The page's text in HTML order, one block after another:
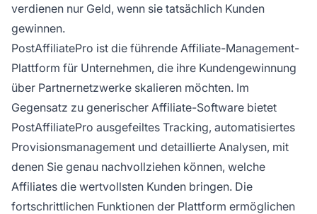
verdienen nur Geld, wenn sie tatsächlich Kunden
gewinnen.
PostAffiliatePro ist die führende Affiliate-Management-
Plattform für Unternehmen, die ihre Kundengewinnung
über Partnernetzwerke skalieren möchten. Im
Gegensatz zu generischer Affiliate-Software bietet
PostAffiliatePro ausgefeiltes Tracking, automatisiertes
Provisionsmanagement und detaillierte Analysen, mit
denen Sie genau nachvollziehen können, welche
Affiliates die wertvollsten Kunden bringen. Die
fortschrittlichen Funktionen der Plattform ermöglichen